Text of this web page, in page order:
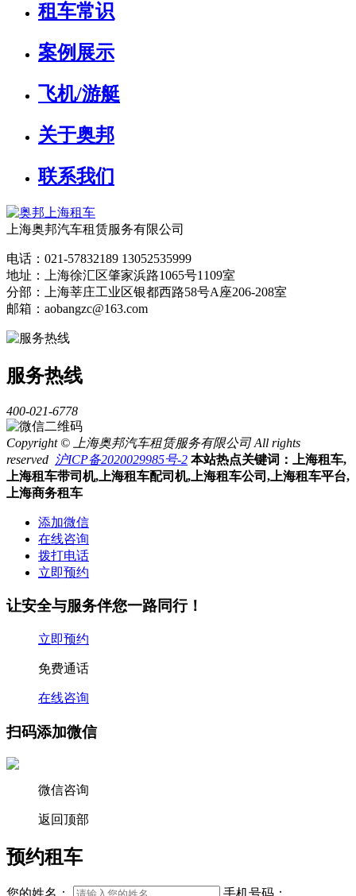
租车常识
案例展示
飞机/游艇
关于奥邦
联系我们
上海奥邦汽车租赁服务有限公司
电话：021-57832189 13052535999
地址：上海徐汇区肇家浜路1065号1109室
分部：上海莘庄工业区银都西路58号A座206-208室
邮箱：aobangzc@163.com
服务热线
400-021-6778
Copyright © 上海奥邦汽车租赁服务有限公司 All rights
reserved 沪ICP备2020029985号-2 本站热点关键词：上海租车,
上海租车带司机,上海租车配司机,上海租车公司,上海租车平台,
上海商务租车
添加微信
在线咨询
拨打电话
立即预约
让安全与服务伴您一路同行！
立即预约
免费通话
在线咨询
扫码添加微信
微信咨询
返回顶部
预约租车